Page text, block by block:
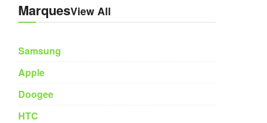
MarquesView All
Samsung
Apple
Doogee
HTC